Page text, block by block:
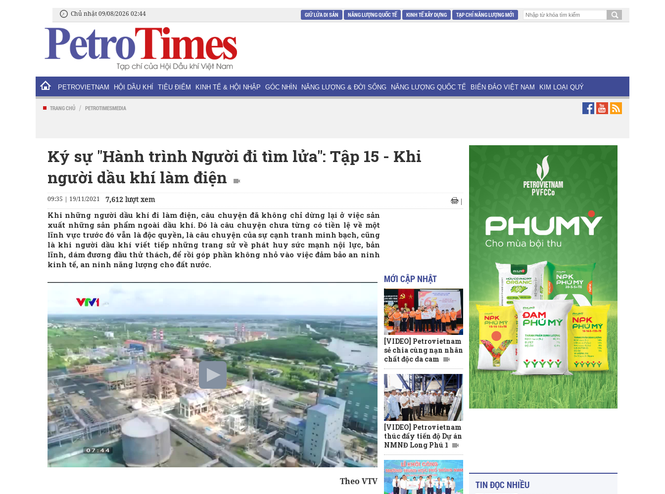
Chủ nhật 09/08/2026 02:44 GIỮ LỬA DI SẢN NĂNG LƯỢNG QUỐC TẾ KINH TẾ XÂY DỰNG TẠP CHÍ NĂNG LƯỢNG MỚI
PETROVIETNAM HỘI DẦU KHÍ TIÊU ĐIỂM KINH TẾ & HỘI NHẬP GÓC NHÌN NĂNG LƯỢNG & ĐỜI SỐNG NĂNG LƯỢNG QUỐC TẾ BIỂN ĐẢO VIỆT NAM KIM LOẠI QUÝ
TRANG CHỦ / PETROTIMESMEDIA
Ký sự "Hành trình Người đi tìm lửa": Tập 15 - Khi
người dầu khí làm điện
09:35 | 19/11/2021 7,612 lượt xem |
Khi những người dầu khí đi làm điện, câu chuyện đã không chỉ dừng lại ở việc sản
xuất những sản phẩm ngoài dầu khí. Đó là câu chuyện chưa từng có tiền lệ về một
lĩnh vực trước đó vẫn là độc quyền, là câu chuyện của sự cạnh tranh minh bạch, cũng
là khi người dầu khí viết tiếp những trang sử về phát huy sức mạnh nội lực, bản
lĩnh, dám đương đầu thử thách, để rồi góp phần không nhỏ vào việc đảm bảo an ninh
kinh tế, an ninh năng lượng cho đất nước.
Theo VTV
MỚI CẬP NHẬT
[VIDEO] Petrovietnam
sẻ chia cùng nạn nhân
chất độc da cam
[VIDEO] Petrovietnam
thúc đẩy tiến độ Dự án
NMNĐ Long Phú 1
TIN ĐỌC NHIỀU